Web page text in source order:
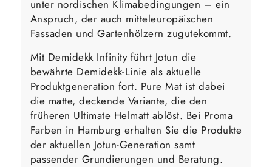
unter nordischen Klimabedingungen – ein
Anspruch, der auch mitteleuropäischen
Fassaden und Gartenhölzern zugutekommt.
Mit Demidekk Infinity führt Jotun die
bewährte Demidekk-Linie als aktuelle
Produktgeneration fort. Pure Mat ist dabei
die matte, deckende Variante, die den
früheren Ultimate Helmatt ablöst. Bei Proma
Farben in Hamburg erhalten Sie die Produkte
der aktuellen Jotun-Generation samt
passender Grundierungen und Beratung.